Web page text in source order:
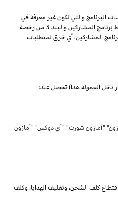
البرنامج والتي تكون غير معرفة في
من متطلبات انخراط برنامج المشاركين والبند 3 من رخصة
برنامج المشاركين. لتفادي الشك وبدون الحد من غرض المادة 6 (ا) من اتفاقية تشغيل برنامج المشاركين، أي خرق لمتطلبات
دخل العمولة هذا) تحصل عند:
"أمازون شورت" "أي دوكس" "أمازون
كلف الشحن،وتغليف الهدايا،وكلف